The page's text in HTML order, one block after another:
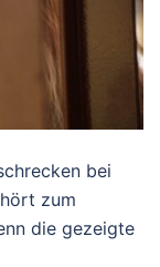
bei
zum
die gezeigte